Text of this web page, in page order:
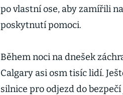
po vlastní ose, aby zamířili
poskytnutí pomoci.
Během noci na dnešek
Calgary asi osm tisíc lidí.
silnice pro odjezd do